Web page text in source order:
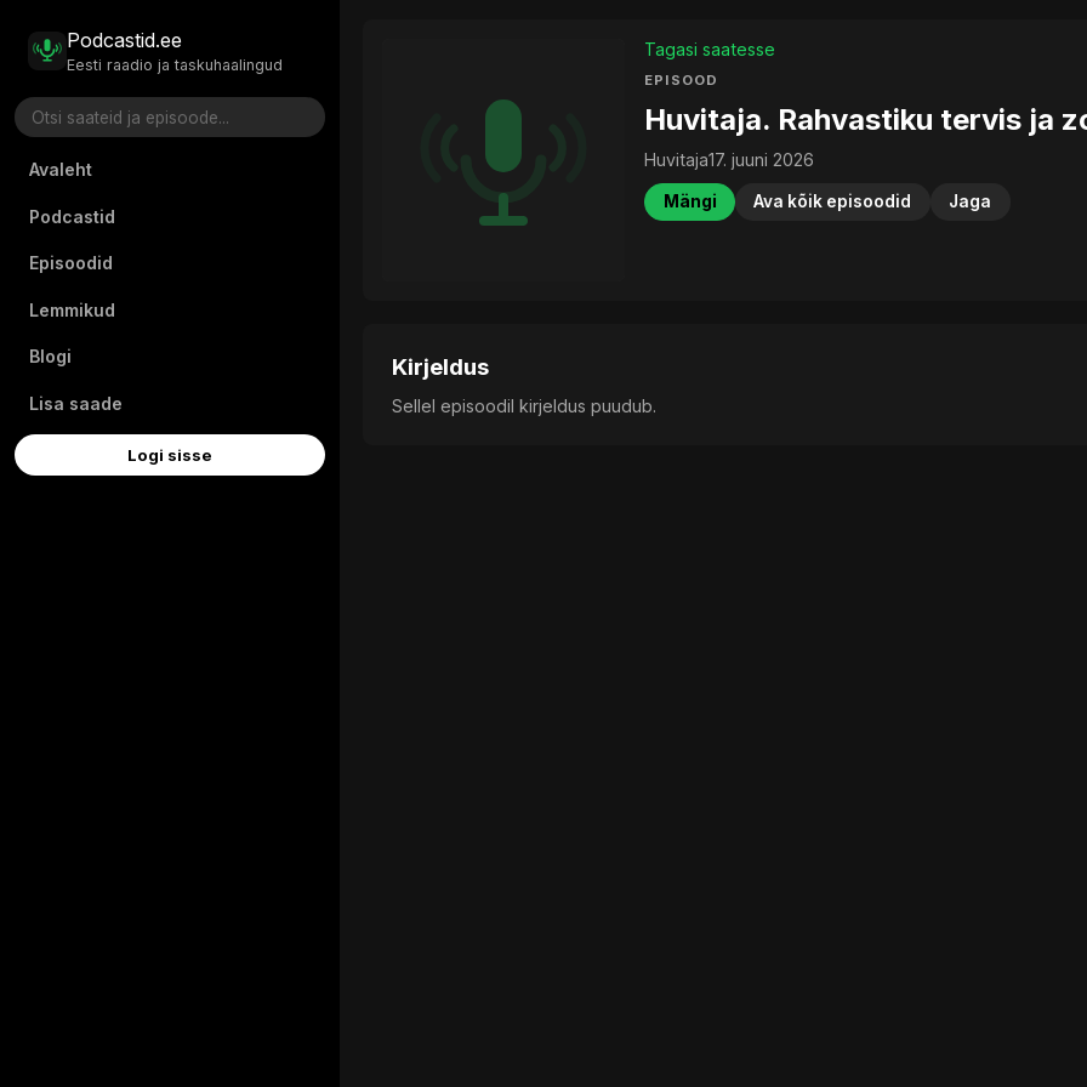
Podcastid.ee
Eesti raadio ja taskuhaalingud
Avaleht
Podcastid
Episoodid
Lemmikud
Blogi
Lisa saade
Logi sisse
Tagasi saatesse
EPISOOD
Huvitaja. Rahvastiku tervis ja
Huvitaja17. juuni 2026
Mängi Ava kõik episoodid Jaga
Kirjeldus
Sellel episoodil kirjeldus puudub.